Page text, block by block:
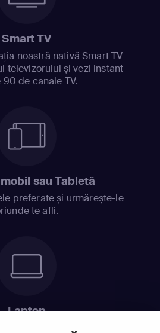
Smart TV
noastră nativă Smart TV
televizorului și vezi instant
90 de canale TV.
sau Tabletă
preferate și urmărește-le
te afli.
Laptop